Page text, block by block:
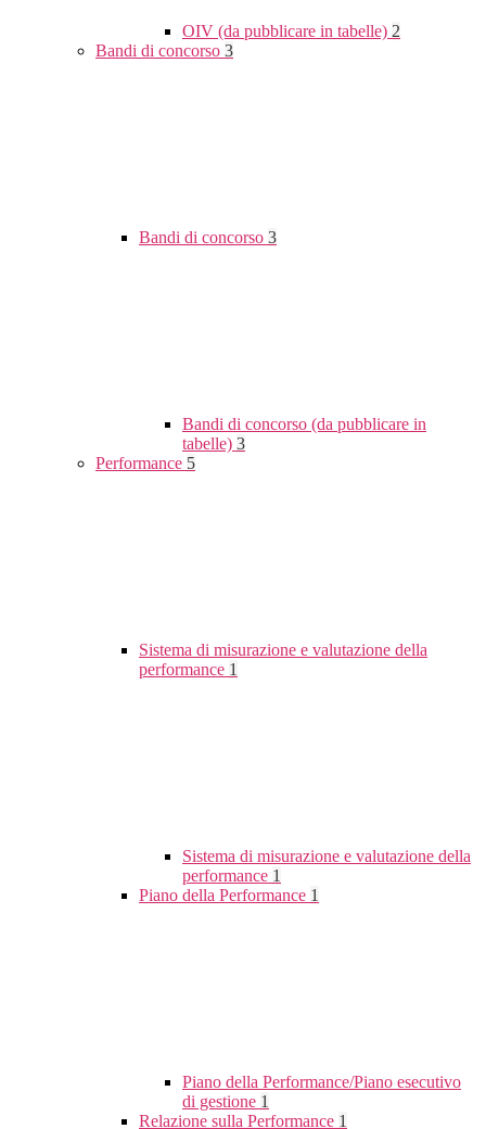
OIV (da pubblicare in tabelle) 2
Bandi di concorso 3
Bandi di concorso 3
Bandi di concorso (da pubblicare in
tabelle) 3
Performance 5
Sistema di misurazione e valutazione della
performance 1
Sistema di misurazione e valutazione della
performance 1
Piano della Performance 1
Piano della Performance/Piano esecutivo
di gestione 1
Relazione sulla Performance 1